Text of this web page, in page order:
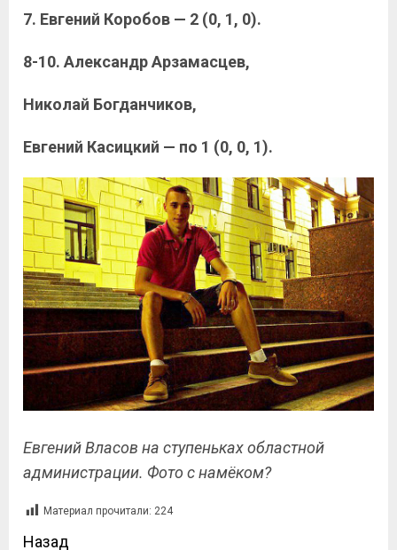
7. Евгений Коробов — 2 (0, 1, 0).
8-10. Александр Арзамасцев,
Николай Богданчиков,
Евгений Касицкий — по 1 (0, 0, 1).
Евгений Власов на ступеньках областной
администрации. Фото с намёком?
Материал прочитали: 224
Назад